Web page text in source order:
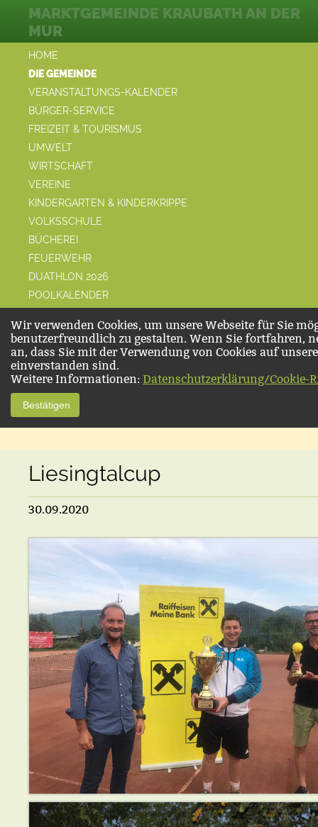
HOME
DIE GEMEINDE
VERANSTALTUNGS-KALENDER
BÜRGER-SERVICE
FREIZEIT & TOURISMUS
UMWELT
WIRTSCHAFT
VEREINE
KINDERGARTEN & KINDERKRIPPE
VOLKSSCHULE
BÜCHEREI
FEUERWEHR
DUATHLON 2026
POOLKALENDER
MARKTGEMEINDE KRAUBATH AN DER
MUR
Wir verwenden Cookies, um unsere Webseite für Sie
benutzerfreundlich zu gestalten. Wenn Sie fortfahren,
an, dass Sie mit der Verwendung von Cookies auf
einverstanden sind.
Weitere Informationen: Datenschutzerklärung/Cookie-
Bestätigen
Liesingtalcup
30.09.2020